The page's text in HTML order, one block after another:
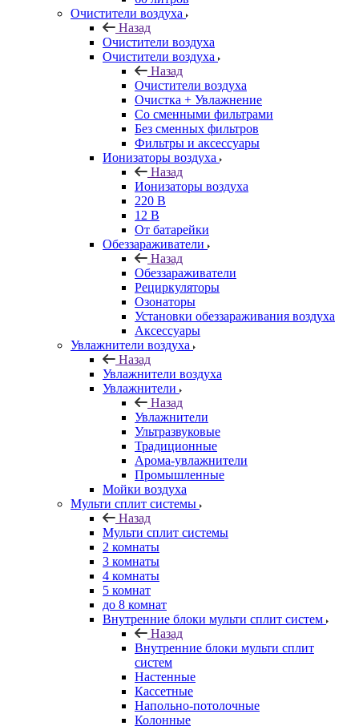
Очистители воздуха
Назад
Очистители воздуха
Очистители воздуха
Назад
Очистители воздуха
Очистка + Увлажнение
Cо сменными фильтрами
Без сменных фильтров
Фильтры и аксессуары
Ионизаторы воздуха
Назад
Ионизаторы воздуха
220 В
12 В
От батарейки
Обеззараживатели
Назад
Обеззараживатели
Рециркуляторы
Озонаторы
Установки обеззараживания воздуха
Аксессуары
Увлажнители воздуха
Назад
Увлажнители воздуха
Увлажнители
Назад
Увлажнители
Ультразвуковые
Традиционные
Арома-увлажнители
Промышленные
Мойки воздуха
Мульти сплит системы
Назад
Мульти сплит системы
2 комнаты
3 комнаты
4 комнаты
5 комнат
до 8 комнат
Внутренние блоки мульти сплит систем
Назад
Внутренние блоки мульти сплит
систем
Настенные
Кассетные
Напольно-потолочные
Колонные